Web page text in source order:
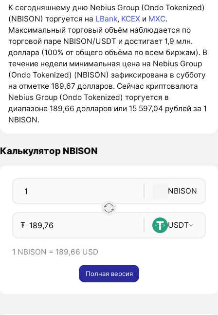
К сегодняшнему дню Nebius Group (Ondo Tokenized)
(NBISON) торгуется на LBank, KCEX и MXC.
Максимальный торговый объём наблюдается по
торговой паре NBISON/USDT и достигает 1,9 млн.
доллара (100% от общего объёма по всем биржам). В
течение недели минимальная цена на Nebius Group
(Ondo Tokenized) (NBISON) зафиксирована в субботу
на отметке 189,67 долларов. Сейчас криптовалюта
Nebius Group (Ondo Tokenized) торгуется в
диапазоне 189,66 долларов или 15 597,04 рублей за 1
NBISON.
Калькулятор NBISON
NBISON
₮ USDT
1 NBISON = 189,66 USD
Полная версия